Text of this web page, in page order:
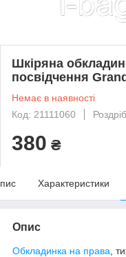
Шкіряна
посвідчення
Немає в наявності
Код: 21111060
Роздріб
380 ₴
Характеристики
Опис
Обкладинка на права ,